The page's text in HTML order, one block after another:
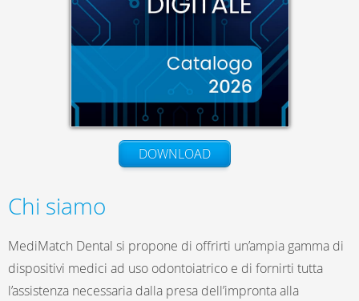
DOWNLOAD
Chi siamo
MediMatch Dental si propone di offrirti un’ampia gamma di
dispositivi medici ad uso odontoiatrico e di fornirti tutta
l’assistenza necessaria dalla presa dell’impronta alla